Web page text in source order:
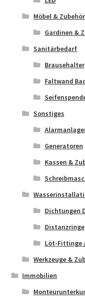
Möbel & Zubehör
Gardinen &
Sanitärbedarf
Brausehalter
Faltwand
Sonstiges
Generatoren
Kassen &
Dichtungen
Distanzringe
Löt-
Werkzeuge &
Immobilien